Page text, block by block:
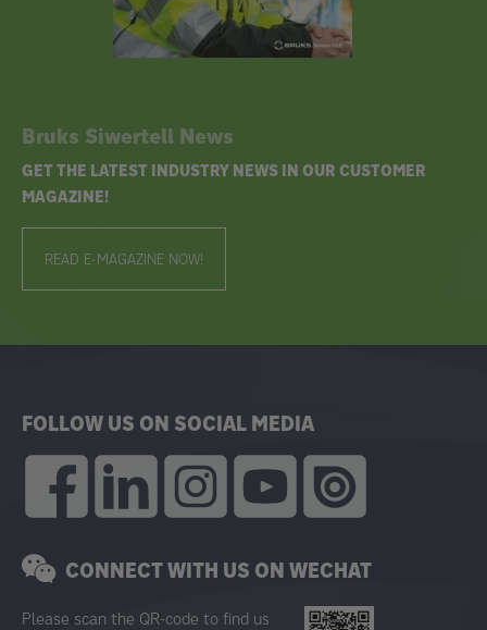
Bruks Siwertell News
GET THE LATEST INDUSTRY NEWS IN OUR CUSTOMER
MAGAZINE!
READ E-MAGAZINE NOW!
FOLLOW US ON SOCIAL MEDIA
CONNECT WITH US ON WECHAT
Please scan the QR-code to find us